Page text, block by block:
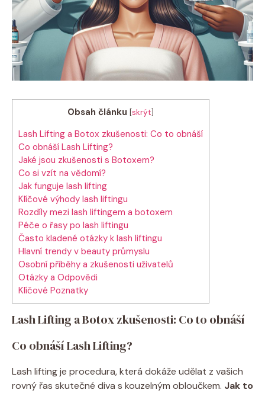
Obsah článku [skrýt]
Lash Lifting a Botox zkušenosti: Co to obnáší
Co obnáší Lash Lifting?
Jaké jsou zkušenosti s Botoxem?
Co si vzít na vědomí?
Jak funguje lash lifting
Klíčové výhody lash liftingu
Rozdíly mezi lash liftingem a botoxem
Péče o řasy po lash liftingu
Často kladené otázky k lash liftingu
Hlavní trendy v beauty průmyslu
Osobní příběhy a zkušenosti uživatelů
Otázky a Odpovědi
Klíčové Poznatky
Lash Lifting a Botox zkušenosti: Co to obnáší
Co obnáší Lash Lifting?
Lash lifting je procedura, která dokáže udělat z vašich
rovný řas skutečné diva s kouzelným obloučkem. Jak to